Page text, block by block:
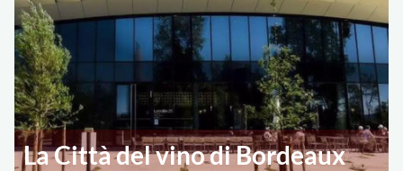
La Città del vino di Bordeaux